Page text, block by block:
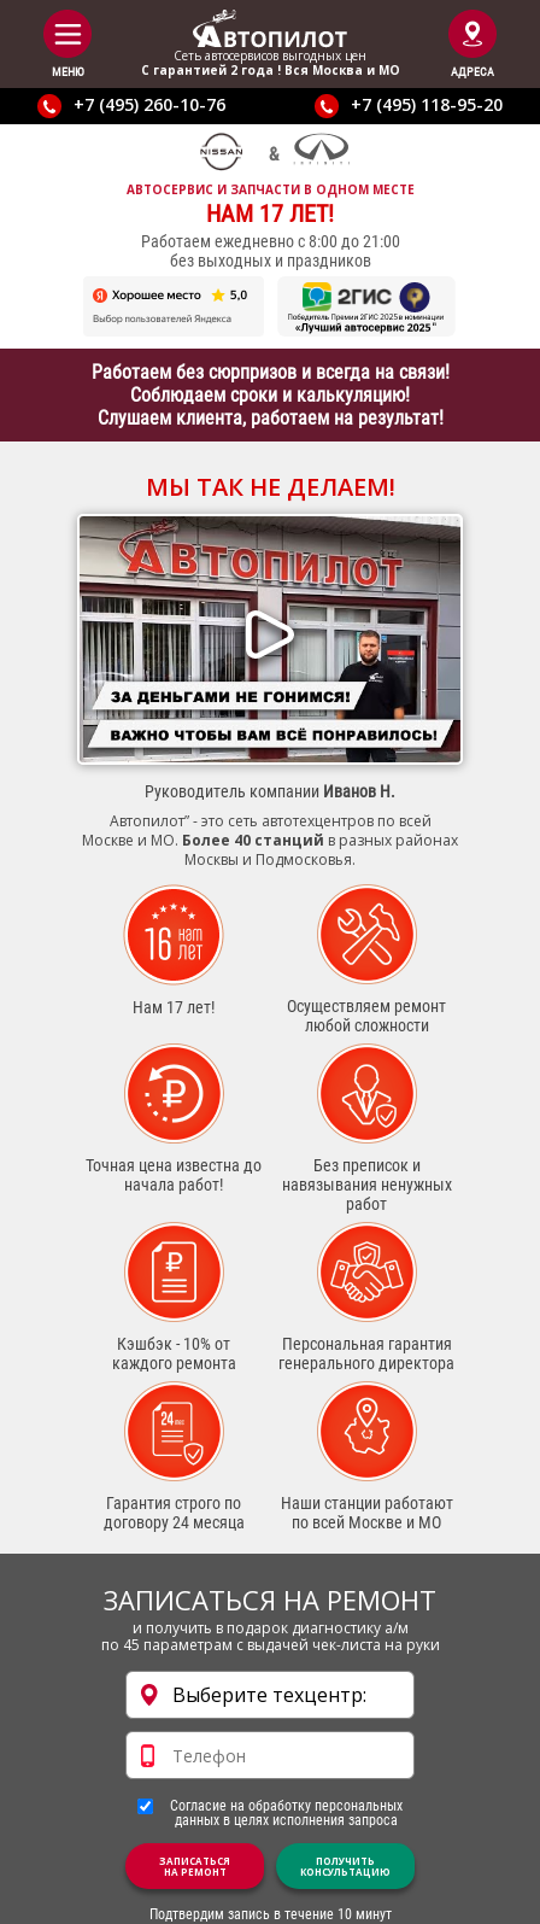
МЕНЮ
Сеть автосервисов выгодныx цен
С гарантией 2 года ! Вся Москва и МО
АДРЕСА
+7 (495) 260-10-76 +7 (495) 118-95-20
АВТОСЕРВИС И ЗАПЧАСТИ В ОДНОМ МЕСТЕ
НАМ 17 ЛЕТ!
Работаем ежедневно с 8:00 до 21:00
без выходных и праздников
Работаем без сюрпризов и всегда на связи!
Соблюдаем сроки и калькуляцию!
Слушаем клиента, работаем на результат!
МЫ ТАК НЕ ДЕЛАЕМ!
Руководитель компании Иванов Н.
Автопилот” - это сеть автотехцентров по всей
Москве и МО. Более 40 станций в разных районах
Москвы и Подмосковья.
Нам 17 лет!
Осуществляем ремонт
любой сложности
Точная цена известна до
начала работ!
Без преписок и
навязывания ненужных
работ
Кэшбэк - 10% от
каждого ремонта
Персональная гарантия
генерального директора
Гарантия строго по
договору 24 месяца
Наши станции работают
по всей Москве и МО
ЗАПИСАТЬСЯ НА РЕМОНТ
и получить в подарок диагностику а/м
по 45 параметрам с выдачей чек-листа на руки
Согласие на обработку персональных
данных в целях исполнения запроса
ЗАПИСАТЬСЯ
НА РЕМОНТ
ПОЛУЧИТЬ
КОНСУЛЬТАЦИЮ
Подтвердим запись в течение 10 минут